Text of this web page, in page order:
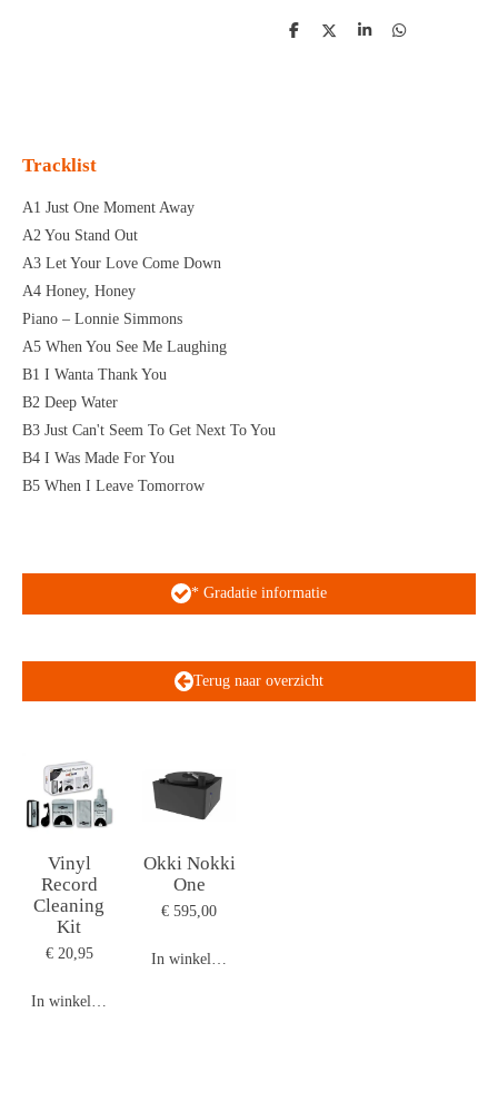
D
D
S
D
Tracklist
A1 Just One Moment Away
A2 You Stand Out
A3 Let Your Love Come Down
A4 Honey, Honey
Piano – Lonnie Simmons
A5 When You See Me Laughing
B1 I Wanta Thank You
B2 Deep Water
B3 Just Can't Seem To Get Next To You
B4 I Was Made For You
B5 When I Leave Tomorrow
* Gradatie informatie
Terug naar overzicht
Vinyl
Record
Cleaning
Kit
€ 20,95
In winkelwagen
Okki Nokki
One
€ 595,00
In winkelwagen